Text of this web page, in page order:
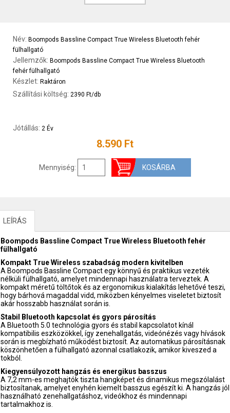
Név: Boompods Bassline Compact True Wireless Bluetooth fehér
fülhallgató
Jellemzők: Boompods Bassline Compact True Wireless Bluetooth
fehér fülhallgató
Készlet: Raktáron
Szállítási költség: 2390 Ft/db
Jótállás: 2 Év
8.590 Ft
Mennyiség:
LEÍRÁS
Boompods Bassline Compact True Wireless Bluetooth fehér
fülhallgató
Kompakt True Wireless szabadság modern kivitelben
A Boompods Bassline Compact egy könnyű és praktikus vezeték
nélküli fülhallgató, amelyet mindennapi használatra terveztek. A
kompakt méretű töltőtok és az ergonomikus kialakítás lehetővé teszi,
hogy bárhová magaddal vidd, miközben kényelmes viseletet biztosít
akár hosszabb használat során is.
Stabil Bluetooth kapcsolat és gyors párosítás
A Bluetooth 5.0 technológia gyors és stabil kapcsolatot kínál
kompatibilis eszközökkel, így zenehallgatás, videónézés vagy hívások
során is megbízható működést biztosít. Az automatikus párosításnak
köszönhetően a fülhallgató azonnal csatlakozik, amikor kiveszed a
tokból.
Kiegyensúlyozott hangzás és energikus basszus
A 7,2 mm-es meghajtók tiszta hangképet és dinamikus megszólalást
biztosítanak, amelyet enyhén kiemelt basszus egészít ki. A hangzás jól
használható zenehallgatáshoz, videókhoz és mindennapi
tartalmakhoz is.